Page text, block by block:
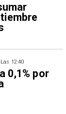
12:40
0,1% por